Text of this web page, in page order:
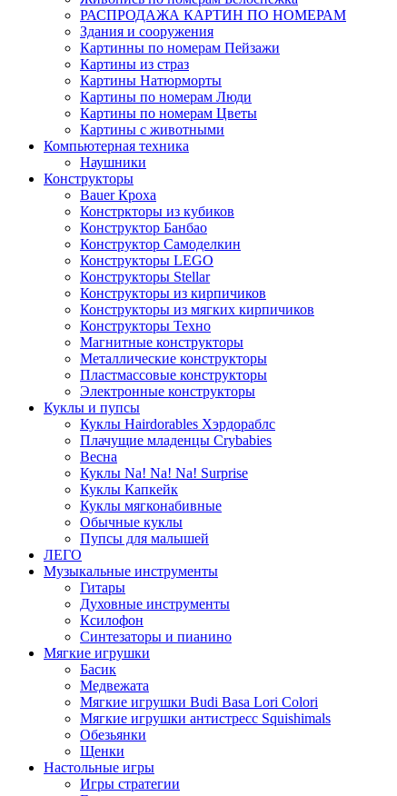
РАСПРОДАЖА КАРТИН ПО НОМЕРАМ
Здания и сооружения
Картинны по номерам Пейзажи
Картины из страз
Картины Натюрморты
Картины по номерам Люди
Картины по номерам Цветы
Картины с животными
Компьютерная техника
Наушники
Конструкторы
Bauer Кроха
Констркторы из кубиков
Конструктор Банбао
Конструктор Самоделкин
Конструкторы LEGO
Конструкторы Stellar
Конструкторы из кирпичиков
Конструкторы из мягких кирпичиков
Конструкторы Техно
Магнитные конструкторы
Металлические конструкторы
Пластмассовые конструкторы
Электронные конструкторы
Куклы и пупсы
Куклы Hairdorables Хэрдораблс
Плачущие младенцы Crybabies
Весна
Куклы Na! Na! Na! Surprise
Куклы Капкейк
Куклы мягконабивные
Обычные куклы
Пупсы для малышей
ЛЕГО
Музыкальные инструменты
Гитары
Духовные инструменты
Ксилофон
Синтезаторы и пианино
Мягкие игрушки
Басик
Медвежата
Мягкие игрушки Budi Basa Lori Colori
Мягкие игрушки антистресс Squishimals
Обезьянки
Щенки
Настольные игры
Игры стратегии